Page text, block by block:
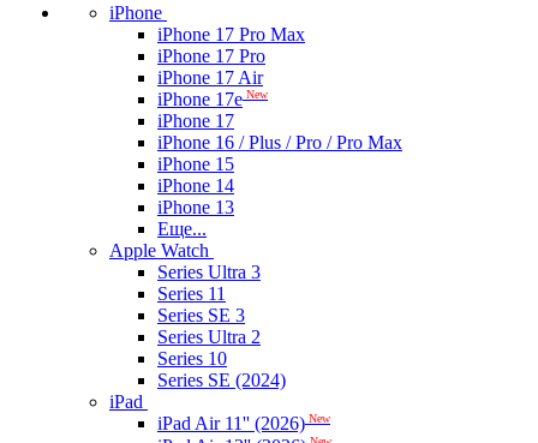
iPhone
iPhone 17 Pro Max
iPhone 17 Pro
iPhone 17 Air
iPhone 17e New
iPhone 17
iPhone 16 / Plus / Pro / Pro Max
iPhone 15
iPhone 14
iPhone 13
Еще...
Apple Watch
Series Ultra 3
Series 11
Series SE 3
Series Ultra 2
Series 10
Series SE (2024)
iPad
iPad Air 11'' (2026) New